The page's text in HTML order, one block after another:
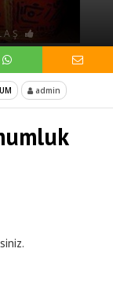
admin